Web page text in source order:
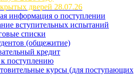
дверей 28.07.26
информация о поступлении
вступительных испытаний
списки
(общежитие)
кредит
поступлению
курсы (для поступающих